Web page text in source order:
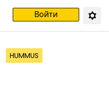
Войти
HUMMUS